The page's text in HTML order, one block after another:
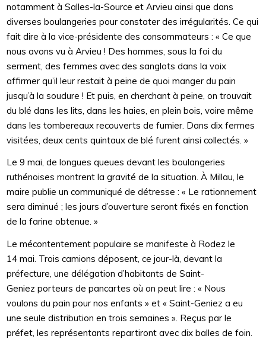
notamment à Salles-la-Source et Arvieu ainsi que dans
diverses boulangeries pour constater des irrégularités. Ce qui
fait dire à la vice-présidente des consommateurs : « Ce que
nous avons vu à Arvieu ! Des hommes, sous la foi du
serment, des femmes avec des sanglots dans la voix
affirmer qu’il leur restait à peine de quoi manger du pain
jusqu’à la soudure ! Et puis, en cherchant à peine, on trouvait
du blé dans les lits, dans les haies, en plein bois, voire même
dans les tombereaux recouverts de fumier. Dans dix fermes
visitées, deux cents quintaux de blé furent ainsi collectés. »
Le 9 mai, de longues queues devant les boulangeries
ruthénoises montrent la gravité de la situation. À Millau, le
maire publie un communiqué de détresse : « Le rationnement
sera diminué ; les jours d’ouverture seront fixés en fonction
de la farine obtenue. »
Le mécontentement populaire se manifeste à Rodez le
14 mai. Trois camions déposent, ce jour-là, devant la
préfecture, une délégation d’habitants de Saint-
Geniez porteurs de pancartes où on peut lire : « Nous
voulons du pain pour nos enfants » et « Saint-Geniez a eu
une seule distribution en trois semaines ». Reçus par le
préfet, les représentants repartiront avec dix balles de foin.